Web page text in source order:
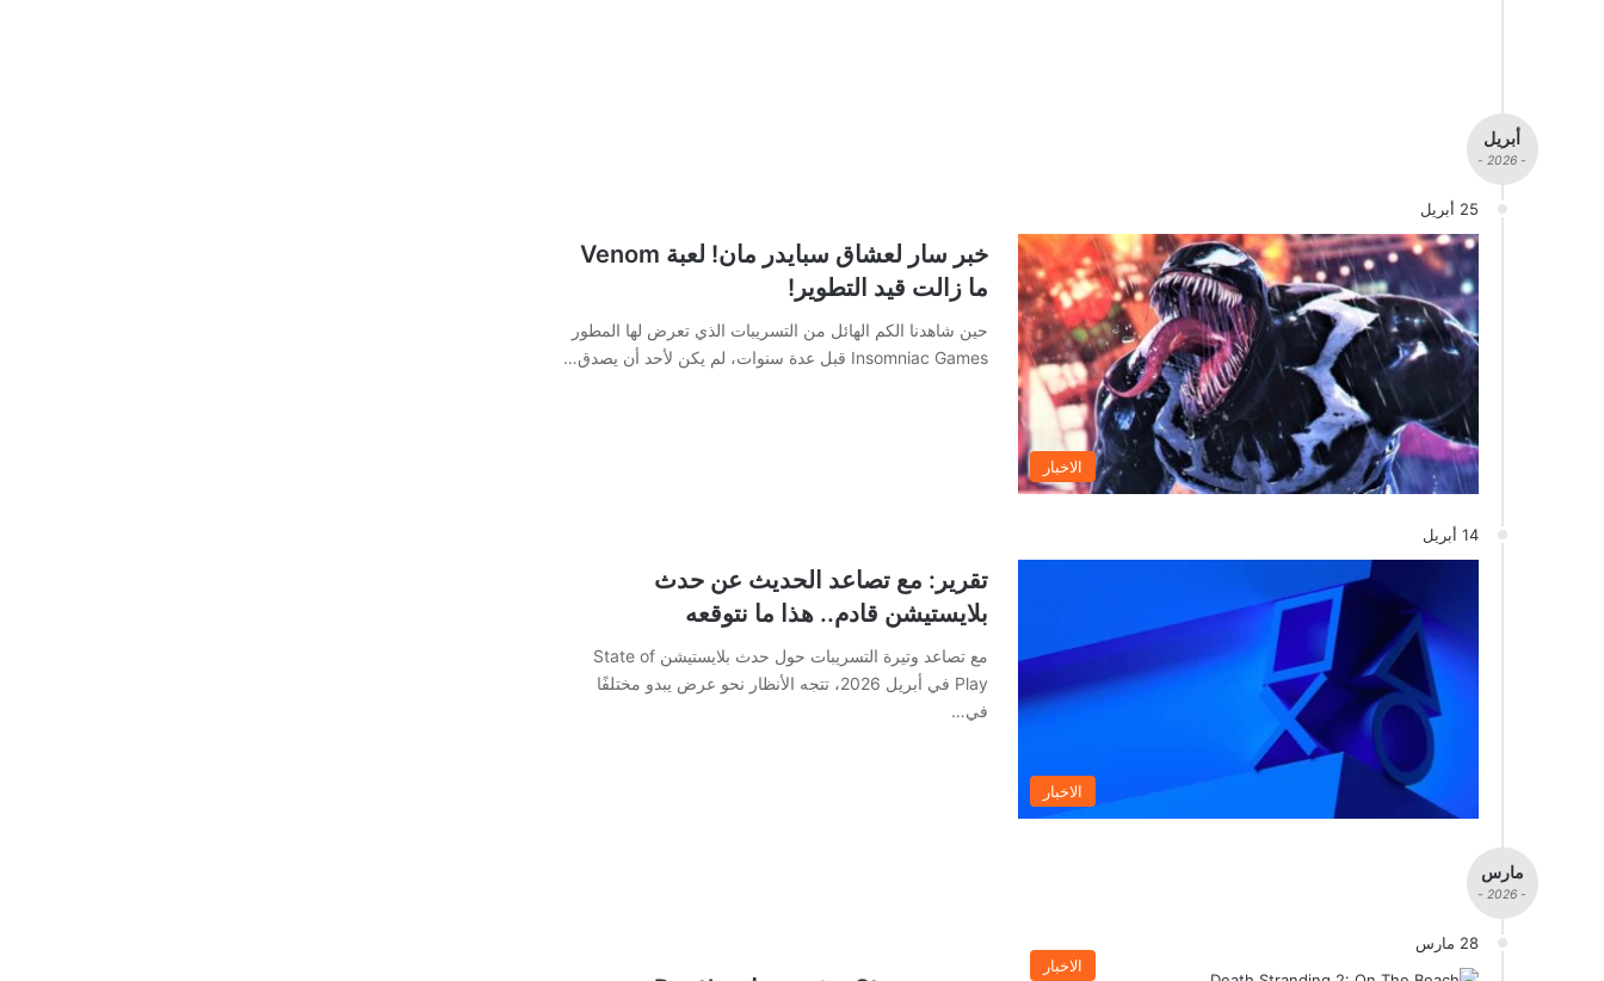
أبريل
- 2026 -
25 أبريل
الاخبار
خبر سار لعشاق سبايدر مان! لعبة Venom
ما زالت قيد التطوير!
حين شاهدنا الكم الهائل من التسريبات الذي تعرض لها المطور
Insomniac Games قبل عدة سنوات، لم يكن لأحد أن يصدق…
14 أبريل
الاخبار
تقرير: مع تصاعد الحديث عن حدث
بلايستيشن قادم.. هذا ما نتوقعه
مع تصاعد وتيرة التسريبات حول حدث بلايستيشن State of
Play في أبريل 2026، تتجه الأنظار نحو عرض يبدو مختلفًا
في…
مارس
- 2026 -
28 مارس
الاخبار